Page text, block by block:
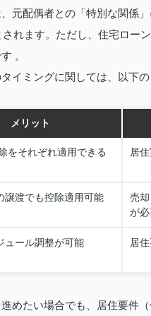
元配偶者との「特別な関係
されます。ただし、住宅ロー
。
イミングに関しては、以下
メリット
をそれぞれ適用できる
居
譲渡でも控除適用可能
売
が
ュール調整が可能 居
めたい場合でも、居住要件